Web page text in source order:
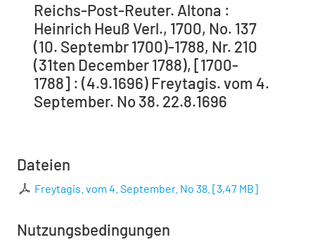
Reichs-Post-Reuter. Altona :
Heinrich Heuß Verl., 1700, No. 137
(10. Septembr 1700)-1788, Nr. 210
(31ten December 1788), [1700-
1788] : (4.9.1696) Freytagis. vom 4.
September. No 38. 22.8.1696
Dateien
Freytagis. vom 4. September. No 38. [3,47 MB]
Nutzungsbedingungen